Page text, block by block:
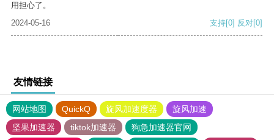
用担心了。
2024-05-16
支持[0] 反对[0]
友情链接
网站地图 QuickQ 旋风加速度器
旋风加速
坚果加速器
tiktok加速器
狗急加速器官网